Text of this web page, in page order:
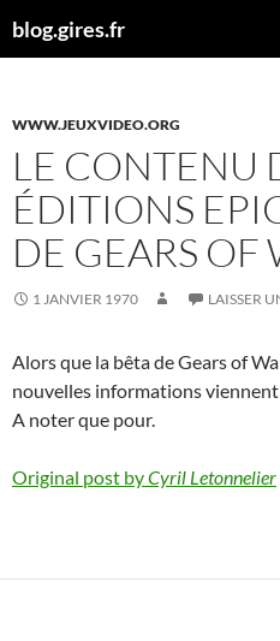
aublog.gires.fr
WWW.JEUXVIDEO.ORG
LE CONTENU
ÉDITIONS
DE GEARS OF
1 JANVIER 1970 LAISSER
Alors que la bêta de Gears of
nouvelles informations viennent
A noter que pour.
Original post byCyril Letonnelier